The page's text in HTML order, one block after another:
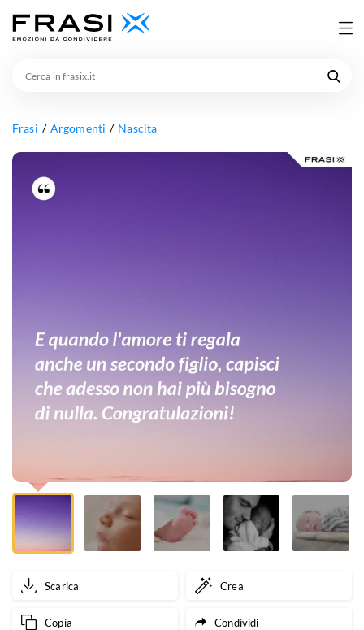
Frasi Argomenti Nascita
E
quando
anche
un
secondo
figlio,
che
adesso
non
hai
più
Scarica Crea
Copia Condividi